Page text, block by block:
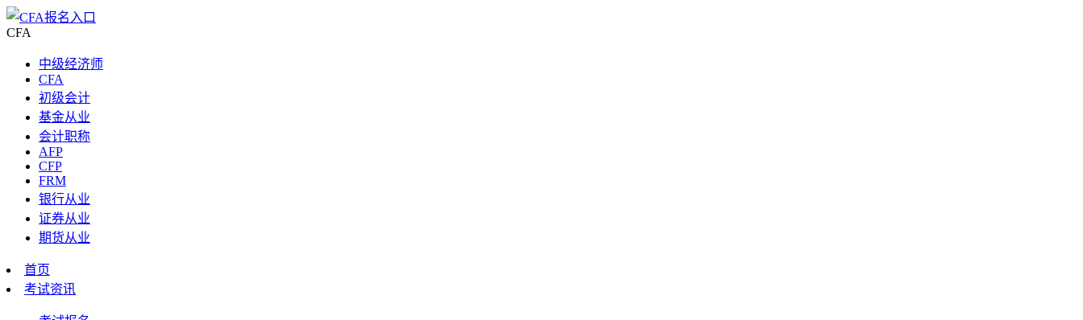
CFA
中级经济师
CFA
初级会计
基金从业
会计职称
AFP
CFP
FRM
银行从业
证券从业
期货从业
首页
考试资讯